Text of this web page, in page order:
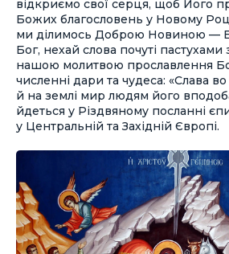
відкриємо свої серця, щоб Його
Божих благословень у Новому
ми ділимось Доброю Новиною —
Бог, нехай слова почуті
нашою молитвою прославлення
численні дари та чудеса: «Слава
й на землі мир людям його
йдеться у Різдвяному посланні
у Центральній та Західній Європі.